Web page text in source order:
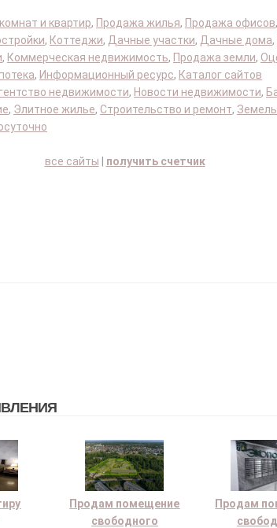
и квартир, Продажа жилья, Продажа офисов,
, Коттеджи, Дачные участки, Дачные дома,
, Коммерческая недвижимость, Продажа земли,
, Информационный ресурс, Каталог сайтов
недвижимости, Новости недвижимости,
, Элитное жилье, Строительство и ремонт,
все сайты получить счетчик
Продам помещение
свободного
Продам